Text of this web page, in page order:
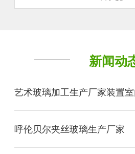
新闻动
呼伦贝尔夹丝玻璃生产厂家